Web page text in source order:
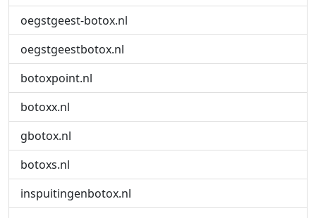
oegstgeest-botox.nl
oegstgeestbotox.nl
botoxpoint.nl
botoxx.nl
gbotox.nl
botoxs.nl
inspuitingenbotox.nl